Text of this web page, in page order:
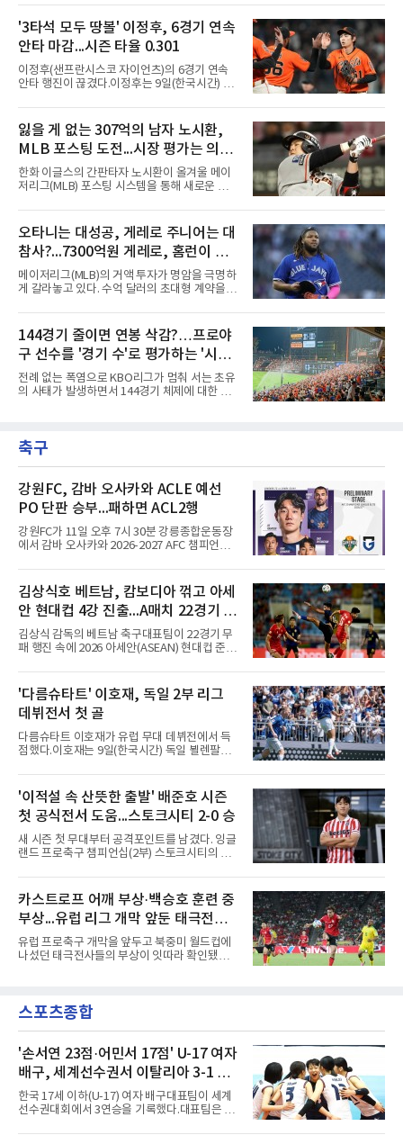
김현수가 FA 시장에서 이적했던 충격적인 선례
가 소환되면서 벌써부터 팬들의 이목이 집중되
는 양상이다.다만 이번 협상은 과거 김현수 케이
스와는 판이하게 다른 환경 속에서 전개될 것으
로 보인다. 선수 측과 구단 간의 시각 차이가 팽
팽히 맞서며 내부 협상 과정은 극심한 진통을 겪
을 가능성이 크지만, 시장 외부에서 불어오는 변
에서 이탈하는 아픔을 겪었고, 이어진 2026시즌
초중반에도 실전 감각 회복
'3타석 모두 땅볼' 이정후, 6경기 연속
안타 마감...시즌 타율 0.301
이정후(샌프란시스코 자이언츠)의 6경기 연속
안타 행진이 끊겼다.이정후는 9일(한국시간) 미
트로이트 타이거스와의 홈경기에 2번 타자 우익
수로 출전해 3타수 무안타에 그쳤다. 시즌 타율
은 0.301로 하락했다. 1회와 4회 유격수 땅볼, 7
회 2루수 땅볼로 물러났고 9회초 대수비와 교체
됐다.샌프란시스코는 팀 전체가 2안타에 묶인
데다 7회 6실점이 겹쳐 0-8로 졌다.샌디에이고
파드리스 송성문은 휴스턴 애스트로스와의 홈경
잃을 게 없는 307억의 남자 노시환,
MLB 포스팅 도전...시장 평가는 의외
일 수 있어
한화 이글스의 간판타자 노시환이 올겨울 메이
저리그(MLB) 포스팅 시스템을 통해 새로운 도전
KBO리그 사상 초유의 비FA 다년 계약을 체결하
면서 동시에 해외 진출 가능성을 열어두는 조항
을 포함했다. 국내에서 이미 최고 수준의 대우와
확실한 입지를 확보한 만큼, 이번 메이저리그 도
전은 생존을 건 승부수가 아니다.오히려 잃을 것
이 없는 도전에 가깝다. 노시환은 이미 KBO리그
에서 연평균 약 28억 원에 달하는 대형 계약과
라도 돌아올 곳이 확실하다.그렇다고 포스팅 도
전의 의미가 작아지는 것은 아
오타니는 대성공, 게레로 주니어는 대
참사?...7300억원 게레로, 홈런이 충
격적인 6개, 야후 스포츠 "올해 트레
이드했어야" 질타
메이저리그(MLB)의 거액 투자가 명암을 극명하
게 갈라놓고 있다. 수억 달러의 초대형 계약을 안
을 결정짓는 가운데, LA 다저스의 오타니 쇼헤
이가 완벽한 대성공 신화를 써 내려가는 것과 달
리 토론토 블루제이스의 블라디미르 게레로 주
니어는 대참사 수준의 부진에 허덕이고 있다.토
론토는 2025년 4월 게레로 주니어와 계약 기간
14년, 총액 5억 달러(당시 7300억원)라는 메이
저리그 역사상 손꼽히는 초대형 연장 계약을 체
서 보여준 맹활약을 믿고 그에게 팀의 미래를 전
적으로 맡겼다.그러나 2026시즌
144경기 줄이면 연봉 삭감?…프로야
구 선수를 '경기 수'로 평가하는 '시대
착오'
전례 없는 폭염으로 KBO리그가 멈춰 서는 초유
의 사태가 발생하면서 144경기 체제에 대한 근
경기를 치르느냐'가 아니라 '어떤 수준의 경기를
보여주느냐'를 고민해야 할 시점이다. 그런데 경
얘기가 나온다. 과연 프로야구 선수의 가치를 경
기 수로만 계산하는 것이 맞을까?선수들의 연봉
은 단순히 출전 경기 숫자에 대한 대가가 아니다.
선수 개인의 기량, 팀 내 가치, 리그 흥행 기여도,
그리고 대체 불가능한 경쟁력에 대한 평가다.
144경기를 치른다고
축구
강원FC, 감바 오사카와 ACLE 예선
PO 단판 승부...패하면 ACL2행
강원FC가 11일 오후 7시 30분 강릉종합운동장
에서 감바 오사카와 2026-2027 AFC 챔피언스
승자는 ACLE 본선에 오르고 패자는 2부 격 대회
인 AFC 챔피언스리그2(ACL2)로 향한다. 강원은
2024시즌 K리그1 준우승 자격으로 나선 지난 시
즌 ACLE에서 창단 첫 아시아 무대를 경험하며
16강에 진출했고, 2025시즌 리그 5위로 이번 출
전권을 얻었다.감바 오사카는 2025-2026시즌
ACL2 결승에서 크리스티아누 호날두의 소속팀
기세도 좋다.최근 리그 2연패로 상승세가 끊긴
강원은 이번 승리로 반등을 노린다. 김대
김상식호 베트남, 캄보디아 꺾고 아세
안 현대컵 4강 진출...A매치 22경기 무
패 질주
김상식 감독의 베트남 축구대표팀이 22경기 무
패 행진 속에 2026 아세안(ASEAN) 현대컵 준결
딘 국립경기장에서 열린 캄보디아와의 조별리그
A조 4차전에서 응우옌 딘 박의 2골과 상대 자책
골을 묶어 3-1로 이겼다. 3승 1무 승점 10으로
싱가포르(승점 8)를 제치고 조 1위를 차지했고,
A매치 연속 무패는 22경기(19승 3무)로 늘렸다.
종전 자국 기록은 18경기였다.2년마다 열리는
현대컵은 '동남아의 월드컵'으로 불리며, 스즈키
패와 통산 4번째 우승을 노린다.준결승 상대 말
레이시아는 8일 필리핀을 1-0
'다름슈타트' 이호재, 독일 2부 리그
데뷔전서 첫 골
다름슈타트 이호재가 유럽 무대 데뷔전에서 득
점했다.이호재는 9일(한국시간) 독일 뵐렌팔토
2027시즌 2.분데스리가(2부) 개막전에서 0-2로
뒤진 후반 추격골을 넣었다. 후반 15분 핀 라켄
마허와 교체 투입된 그는 후반 31분 페널티지역
오른쪽에서 카이 클레피시의 패스를 받아 오른
발 슈팅으로 마무리했다.다름슈타트는 후반 41
분 알렉산다르 부코티치의 동점골로 승점 1을
챙겼다. 홀슈타인 킬은 전반 8분 기예르모 발지,
활용한 제공권과 문전 슈팅이 강점인 정통 스트
라이커로, K리그1 포항 스틸러스에서
'이적설 속 산뜻한 출발' 배준호 시즌
첫 공식전서 도움...스토크시티 2-0 승
새 시즌 첫 무대부터 공격포인트를 남겼다. 잉글
랜드 프로축구 챔피언십(2부) 스토크시티의 배
호는 9일(한국시간) 영국 스토크온트렌트의 베
트365 스타디움에서 열린 올덤 애슬레틱(4부)과
의 2026-2027시즌 잉글랜드 풋볼리그컵(EFL
컵) 1라운드에서 팀의 2-0 승리에 쐐기를 박는
골을 도왔다.투입 직후 결정적인 장면을 만들었
다. 1-0으로 앞서던 후반 21분 그라운드를 밟은
그는 후반 37분 상대 수비 라인 사이를 찌르는
흔들었다.시점도 좋았다. 프랑스 올랭피크 리옹
이적설이 도는 배준호는 시즌 첫
카스트로프 어깨 부상·백승호 훈련 중
부상...유럽 리그 개막 앞둔 태극전사
악재
유럽 프로축구 개막을 앞두고 북중미 월드컵에
나섰던 태극전사들의 부상이 잇따라 확인됐다.
쳐 당분간 출전이 어렵다고 밝혔다. 그는 후반 교
체 투입돼 두 골을 넣었으나 후반 22분 부상으로
에서 태어난 카스트로프는 측면 미드필더와 측
면 수비가 가능한 자원으로, 월드컵 남아프리카
공화국과의 조별리그 3차전에 출전했다. 해외
출생 혼혈 선수의 한국 남자 대표팀 월드컵 출전
은 그가 처음이다. 묀헨글라트바흐는 23일 DFB
포칼 1라운드, 29일 라이프치히
스포츠종합
'손서연 23점·어민서 17점' U-17 여자
배구, 세계선수권서 이탈리아 3-1 완
파...조별리그 3연승
한국 17세 이하(U-17) 여자 배구대표팀이 세계
선수권대회에서 3연승을 기록했다.대표팀은 9
FIVB U-17 여자 세계선수권대회 조별리그 D조